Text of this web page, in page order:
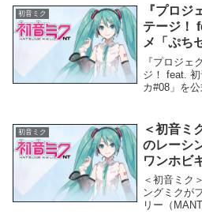
アル...
初音ミク
『プロジ
テージ！
メ「ぷち
YouTube
で公開！
情報のフ
『プロジェ
ジ！ feat.
カ#08」を
通.com「
初音ミク
＜初音ミ
のレーシ
ワンホビ
（
ース –
＜初音ミク
ングミクが
リー（